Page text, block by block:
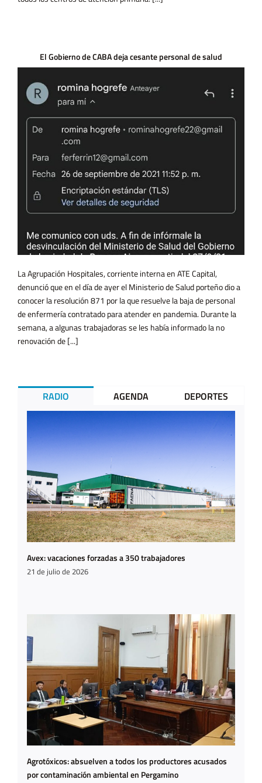
El Gobierno de CABA deja cesante personal de salud
La Agrupación Hospitales, corriente interna en ATE Capital,
denunció que en el día de ayer el Ministerio de Salud porteño dio a
conocer la resolución 871 por la que resuelve la baja de personal
de enfermería contratado para atender en pandemia. Durante la
semana, a algunas trabajadoras se les había informado la no
renovación de [...]
RADIO AGENDA DEPORTES
Avex: vacaciones forzadas a 350 trabajadores
21 de julio de 2026
Agrotóxicos: absuelven a todos los productores acusados
por contaminación ambiental en Pergamino